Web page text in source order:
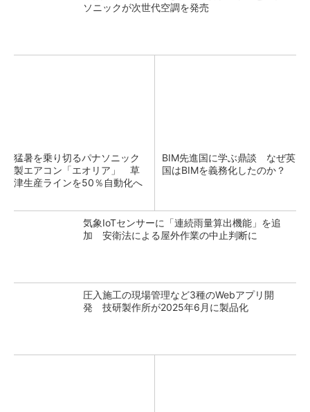
ソニックが次世代空調を発売
猛暑を乗り切るパナソニック
製エアコン「エオリア」 草
津生産ラインを50％自動化へ
BIM先進国に学ぶ鼎談 なぜ英
国はBIMを義務化したのか？
気象IoTセンサーに「連続雨量算出機能」を追
加 安衛法による屋外作業の中止判断に
圧入施工の現場管理など3種のWebアプリ開
発 技研製作所が2025年6月に製品化